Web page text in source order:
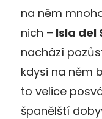
na něm
nich – Isla del
nachází
kdysi na něm
to velice
španělští